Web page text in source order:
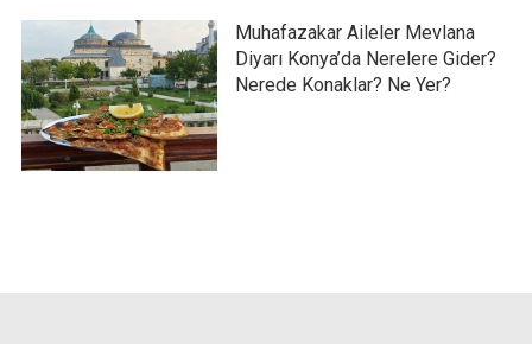
Muhafazakar Aileler Mevlana
Diyarı Konya’da Nerelere Gider?
Nerede Konaklar? Ne Yer?